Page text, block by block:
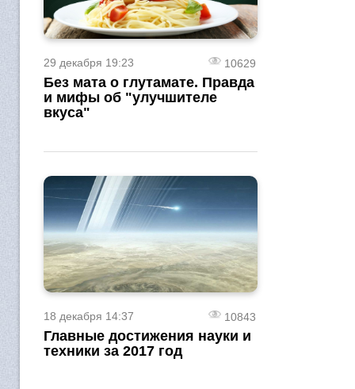
29 декабря 19:23 10629
Без мата о глутамате. Правда
и мифы об "улучшителе
вкуса"
18 декабря 14:37 10843
Главные достижения науки и
техники за 2017 год